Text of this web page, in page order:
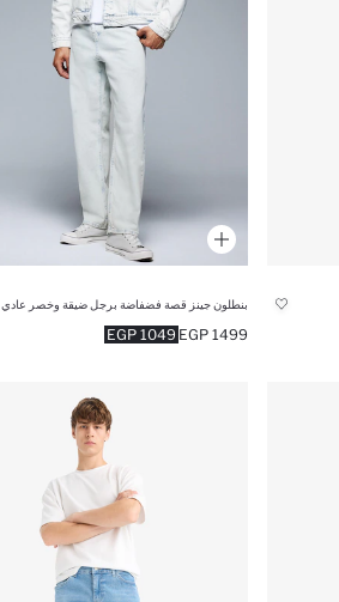
بنطلون جينز قصة فضفاضة برجل ضيقة وخصر عادي
1049 EGP 1499 EGP